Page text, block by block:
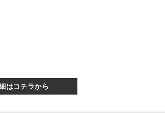
はコチラから